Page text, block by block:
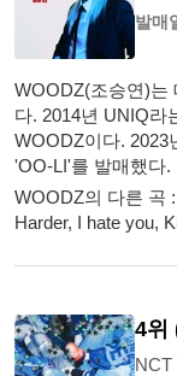
발매
WOODZ(조승연)는
다. 2014년 UNIQ라
WOODZ이다. 2023
'OO-LI'를 발매했다.
WOODZ의 다른 곡
Harder, I hate you,
4위
NCT